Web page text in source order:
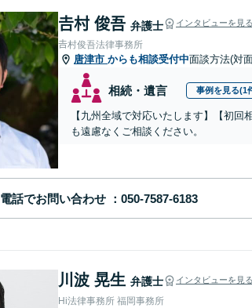
𠮷村 俊吾 弁護士 インタビューを見る
𠮷村俊吾法律事務所
唐津市 からも相談受付中面談方法(対
相続・遺言 事例を見る(1
【九州全域で対応いたします】【初
も遠慮なくご相談ください。
電話でお問い合わせ
川波 晃生 弁護士 インタビューを見る
Hi法律事務所 福岡事務所